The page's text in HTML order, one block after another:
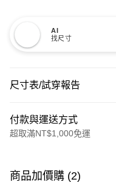
AI
找尺寸
尺寸表/試穿報告
付款與運送方式
超取滿NT$1,000免運
信用卡一次付款
商品加價購 (2)